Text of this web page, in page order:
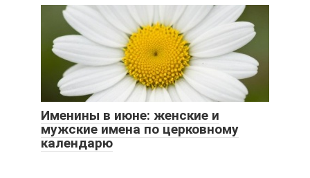
Именины в июне: женские и
мужские имена по церковному
календарю